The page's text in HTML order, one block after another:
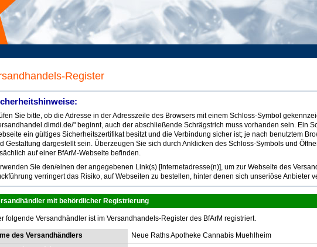
Register
Sie bitte, ob die Adresse in der Adresszeile des Browsers mit einem Schloss-Symbol
" beginnt, auch der abschließende Schrägstrich muss vorhanden sein. Ein
ein gültiges Sicherheitszertifikat besitzt und die Verbindung sicher ist; je nach benutztem
Gestaltung dargestellt sein. Überzeugen Sie sich durch Anklicken des Schloss-Symbols und
auf einer BfArM-Webseite befinden.
Sie den/einen der angegebenen Link(s) [Internetadresse(n)], um zur Webseite des
verringert das Risiko, auf Webseiten zu bestellen, hinter denen sich unseriöse Anbieter
mit behördlicher Registrierung
folgende Versandhändler ist im Versandhandels-Register des BfArM registriert.
des Versandhändlers
Neue Raths Apotheke Cannabis Muehlheim